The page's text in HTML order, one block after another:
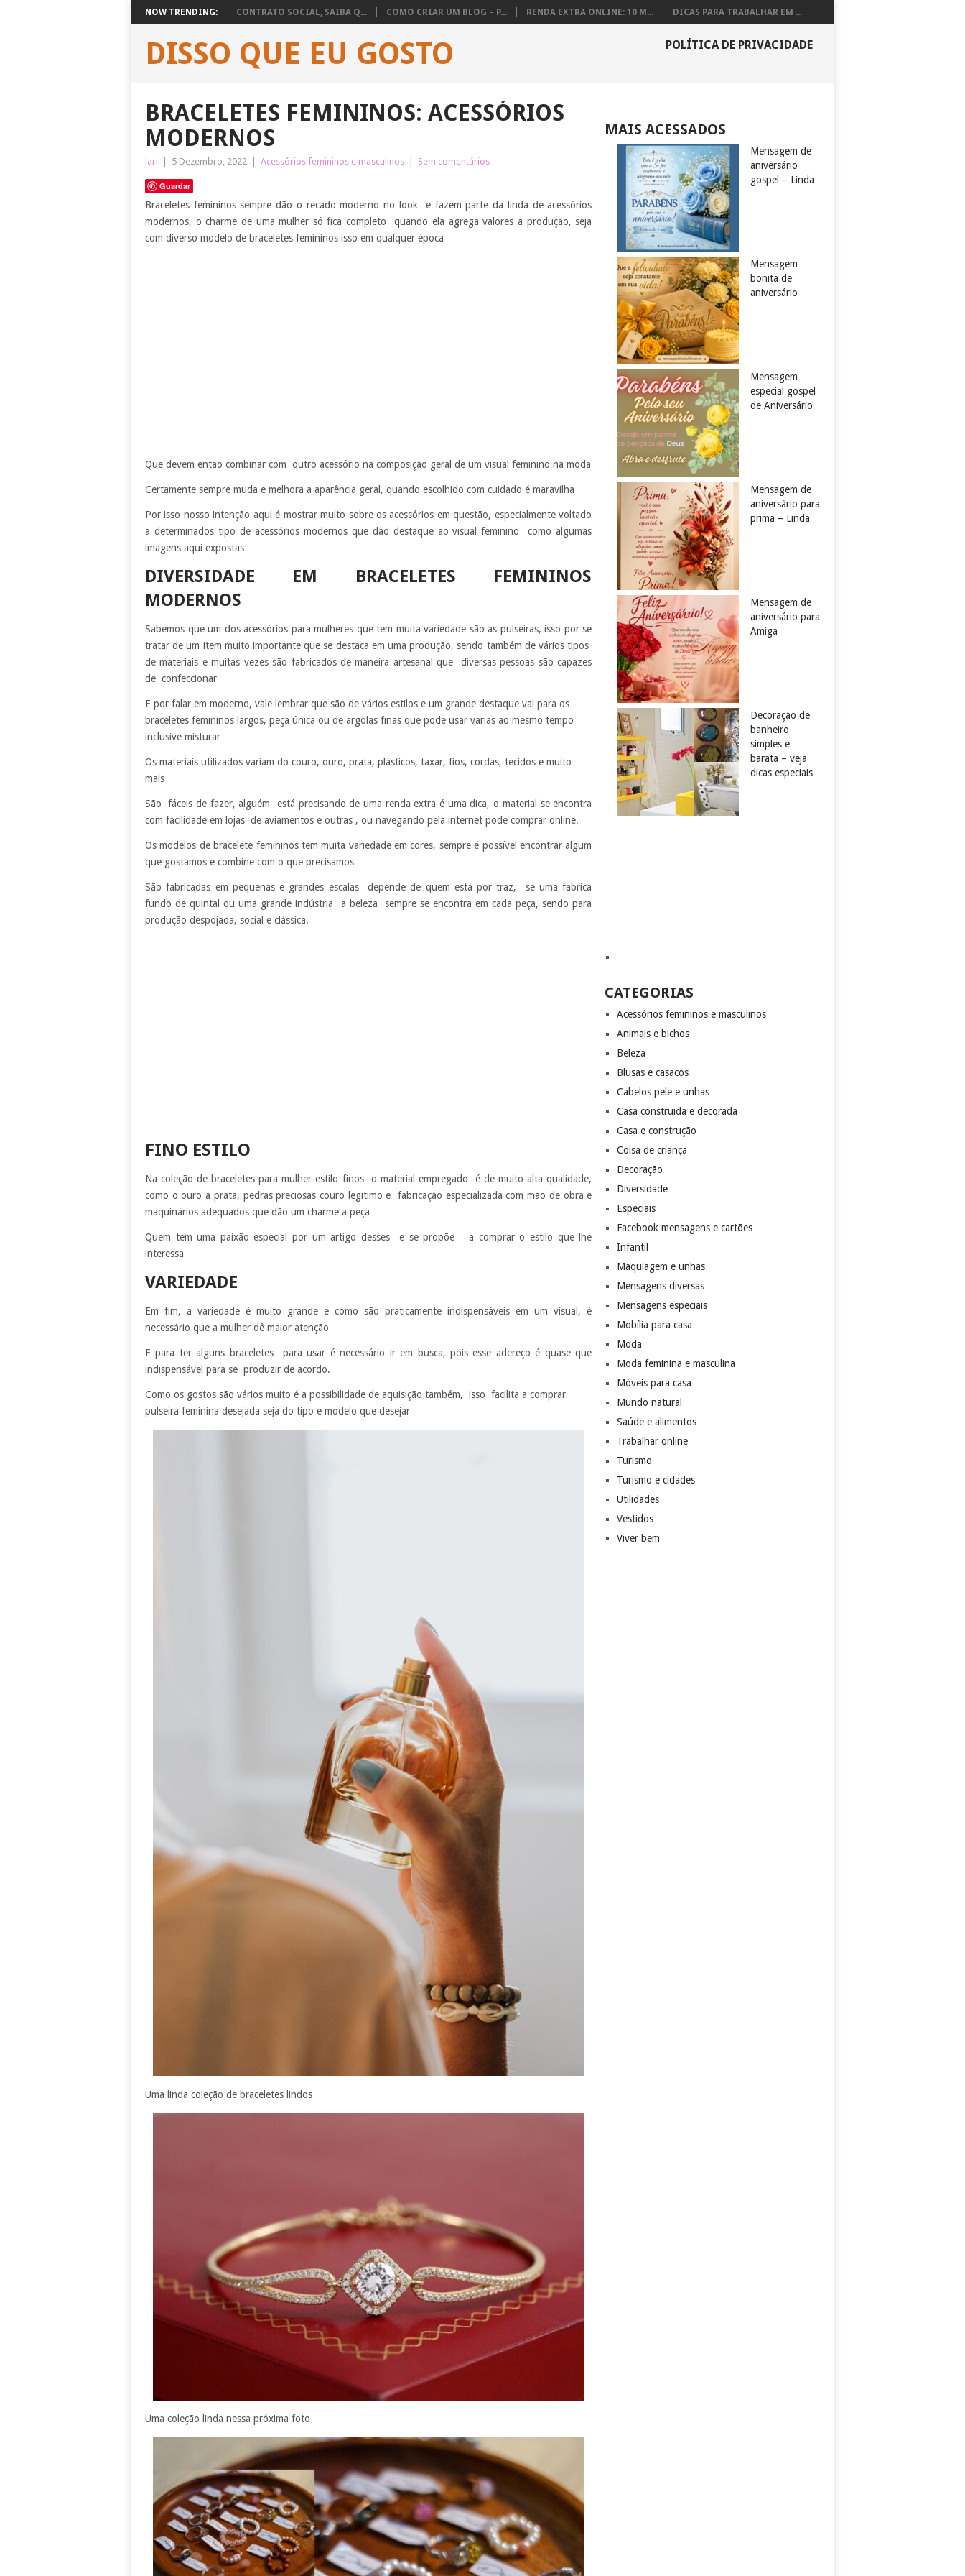
NOW TRENDING: CONTRATO SOCIAL, SAIBA Q... COMO CRIAR UM BLOG – P... RENDA EXTRA ONLINE: 10 M... DICAS PARA TRABALHAR EM ...
DISSO QUE EU GOSTO POLÍTICA DE PRIVACIDADE
BRACELETES FEMININOS: ACESSÓRIOS
MODERNOS
lari 5 Dezembro, 2022 Acessórios femininos e masculinos Sem comentários
Guardar
Braceletes femininos sempre dão o recado moderno no look e fazem parte da linda de acessórios
modernos, o charme de uma mulher só fica completo quando ela agrega valores a produção, seja
com diverso modelo de braceletes femininos isso em qualquer época
Que devem então combinar com outro acessório na composição geral de um visual feminino na moda
Certamente sempre muda e melhora a aparência geral, quando escolhido com cuidado é maravilha
Por isso nosso intenção aqui é mostrar muito sobre os acessórios em questão, especialmente voltado
a determinados tipo de acessórios modernos que dão destaque ao visual feminino como algumas
imagens aqui expostas
DIVERSIDADE EM BRACELETES FEMININOS
MODERNOS
Sabemos que um dos acessórios para mulheres que tem muita variedade são as pulseiras, isso por se
tratar de um item muito importante que se destaca em uma produção, sendo também de vários tipos
de materiais e muitas vezes são fabricados de maneira artesanal que diversas pessoas são capazes
de confeccionar
E por falar em moderno, vale lembrar que são de vários estilos e um grande destaque vai para os
braceletes femininos largos, peça única ou de argolas finas que pode usar varias ao mesmo tempo
inclusive misturar
Os materiais utilizados variam do couro, ouro, prata, plásticos, taxar, fios, cordas, tecidos e muito
mais
São fáceis de fazer, alguém está precisando de uma renda extra é uma dica, o material se encontra
com facilidade em lojas de aviamentos e outras , ou navegando pela internet pode comprar online.
Os modelos de bracelete femininos tem muita variedade em cores, sempre é possível encontrar algum
que gostamos e combine com o que precisamos
São fabricadas em pequenas e grandes escalas depende de quem está por traz, se uma fabrica
fundo de quintal ou uma grande indústria a beleza sempre se encontra em cada peça, sendo para
produção despojada, social e clássica.
FINO ESTILO
Na coleção de braceletes para mulher estilo finos o material empregado é de muito alta qualidade,
como o ouro a prata, pedras preciosas couro legitimo e fabricação especializada com mão de obra e
maquinários adequados que dão um charme a peça
Quem tem uma paixão especial por um artigo desses e se propõe a comprar o estilo que lhe
interessa
VARIEDADE
Em fim, a variedade é muito grande e como são praticamente indispensáveis em um visual, é
necessário que a mulher dê maior atenção
E para ter alguns braceletes para usar é necessário ir em busca, pois esse adereço é quase que
indispensável para se produzir de acordo.
Como os gostos são vários muito é a possibilidade de aquisição também, isso facilita a comprar
pulseira feminina desejada seja do tipo e modelo que desejar
Uma linda coleção de braceletes lindos
Uma coleção linda nessa próxima foto
MAIS ACESSADOS
Mensagem de
aniversário
gospel – Linda
Mensagem
bonita de
aniversário
Mensagem
especial gospel
de Aniversário
Mensagem de
aniversário para
prima – Linda
Mensagem de
aniversário para
Amiga
Decoração de
banheiro
simples e
barata – veja
dicas especiais
CATEGORIAS
Acessórios femininos e masculinos
Animais e bichos
Beleza
Blusas e casacos
Cabelos pele e unhas
Casa construida e decorada
Casa e construção
Coisa de criança
Decoração
Diversidade
Especiais
Facebook mensagens e cartões
Infantil
Maquiagem e unhas
Mensagens diversas
Mensagens especiais
Mobília para casa
Moda
Moda feminina e masculina
Móveis para casa
Mundo natural
Saúde e alimentos
Trabalhar online
Turismo
Turismo e cidades
Utilidades
Vestidos
Viver bem